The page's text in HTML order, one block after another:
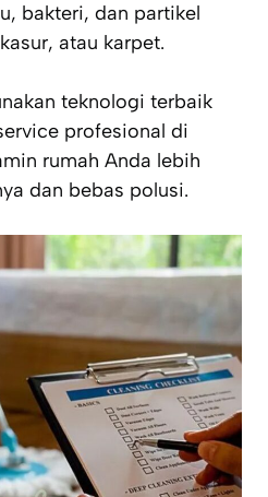
bakteri, dan partikel
atau karpet.
teknologi terbaik
profesional di
rumah Anda lebih
dan bebas polusi.